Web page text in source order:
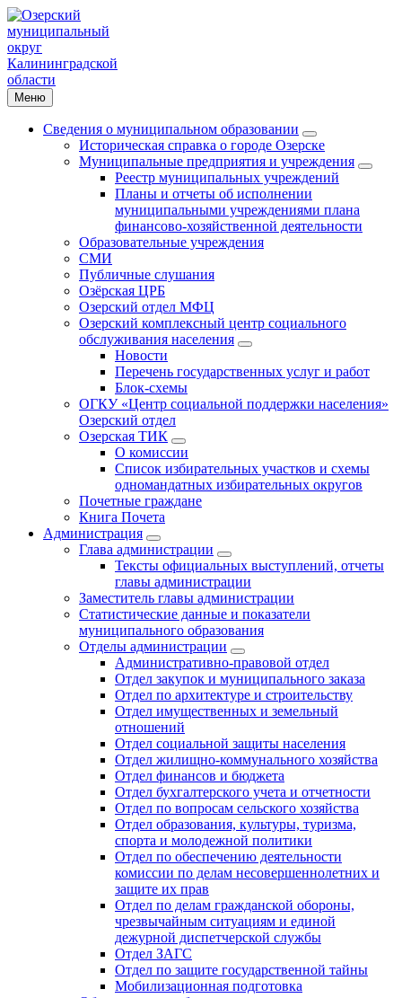
Меню
Сведения о муниципальном образовании
Историческая справка о городе Озерске
Муниципальные предприятия и учреждения
Реестр муниципальных учреждений
Планы и отчеты об исполнении
муниципальными учреждениями плана
финансово-хозяйственной деятельности
Образовательные учреждения
СМИ
Публичные слушания
Озёрская ЦРБ
Озерский отдел МФЦ
Озерский комплексный центр социального
обслуживания населения
Новости
Перечень государственных услуг и работ
Блок-схемы
ОГКУ «Центр социальной поддержки населения»
Озерский отдел
Озерская ТИК
О комиссии
Список избирательных участков и схемы
одномандатных избирательных округов
Почетные граждане
Книга Почета
Администрация
Глава администрации
Тексты официальных выступлений, отчеты
главы администрации
Заместитель главы администрации
Статистические данные и показатели
муниципального образования
Отделы администрации
Административно-правовой отдел
Отдел закупок и муниципального заказа
Отдел по архитектуре и строительству
Отдел имущественных и земельный
отношений
Отдел социальной защиты населения
Отдел жилищно-коммунального хозяйства
Отдел финансов и бюджета
Отдел бухгалтерского учета и отчетности
Отдел по вопросам сельского хозяйства
Отдел образования, культуры, туризма,
спорта и молодежной политики
Отдел по обеспечению деятельности
комиссии по делам несовершеннолетних и
защите их прав
Отдел по делам гражданской обороны,
чрезвычайным ситуациям и единой
дежурной диспетчерской службы
Отдел ЗАГС
Отдел по защите государственной тайны
Мобилизационная подготовка